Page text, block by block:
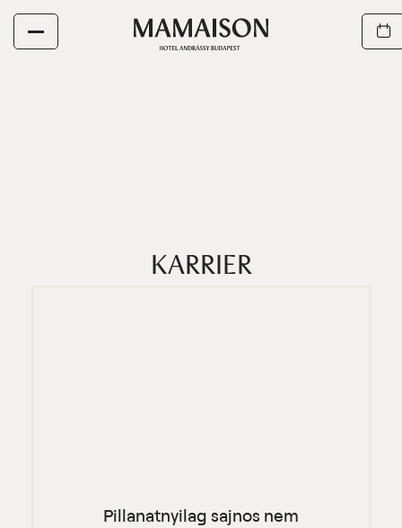
KARRIER
Pillanatnyilag sajnos nem